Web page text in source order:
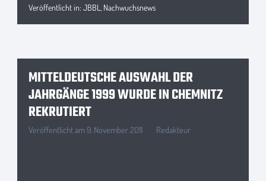
Veröffentlicht in: JBBL Nachwuchsnews
MITTELDEUTSCHE AUSWAHL DER
JAHRGÄNGE 1999 WURDE IN CHEMNITZ
REKRUTIERT
Veröffentlicht am9. November 2011 Redakteur